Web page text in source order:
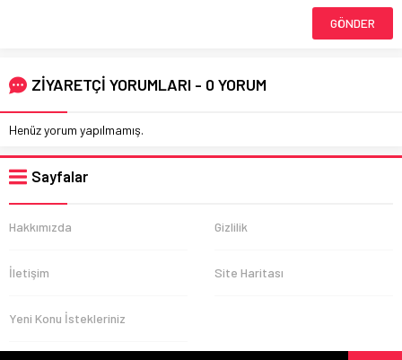
ZİYARETÇİ YORUMLARI - 0 YORUM
Henüz yorum yapılmamış.
Sayfalar
Hakkımızda Gizlilik
İletişim Site Haritası
Yeni Konu İstekleriniz